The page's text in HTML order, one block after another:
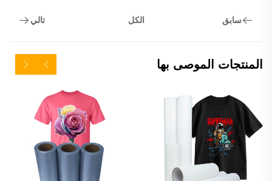
سابق الكل تالي
المنتجات الموصى بها